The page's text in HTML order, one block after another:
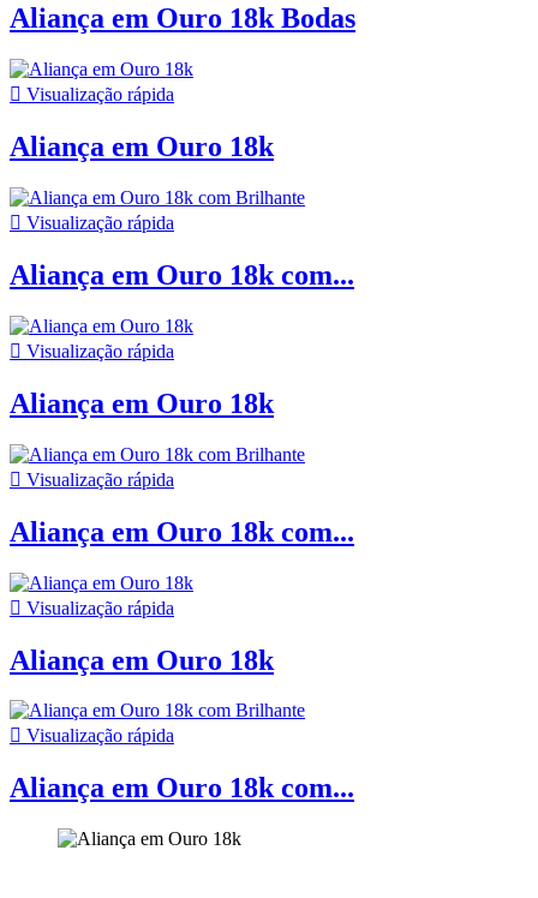
Aliança em Ouro 18k Bodas
 Visualização rápida
Aliança em Ouro 18k
 Visualização rápida
Aliança em Ouro 18k com...
 Visualização rápida
Aliança em Ouro 18k
 Visualização rápida
Aliança em Ouro 18k com...
 Visualização rápida
Aliança em Ouro 18k
 Visualização rápida
Aliança em Ouro 18k com...